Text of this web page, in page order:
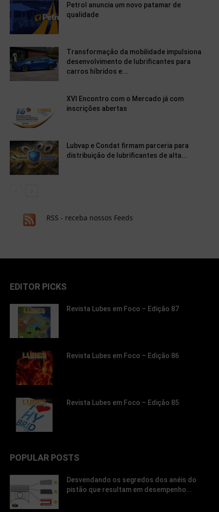
Petrol anuncia um novo patamar de
qualidade
Transformação da mobilidade impulsiona
desenvolvimento de lubrificantes para
carros híbridos e...
XVI Encontro com o Mercado já com
inscrições abertas
Lubvap e Condat firmam parceria para
distribuição de lubrificantes de alta...
RSS - receba nossos Feeds
EDITOR PICKS
Revista Lubes em Foco – Edição 87
Revista Lubes em Foco – Edição 86
Revista Lubes em Foco – Edição 85
POPULAR POSTS
Desvendando os segredos dos anéis do
pistão que resultam em desempenho...